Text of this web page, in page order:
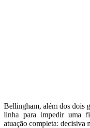
Bellingham, além dos dois
linha para impedir uma
atuação completa: decisiva